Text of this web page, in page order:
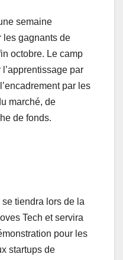
semaine
les gagnants de
octobre. Le camp
par
par les
marché, de
de fonds.
tiendra lors de la
Tech et servira
pour les
startups de